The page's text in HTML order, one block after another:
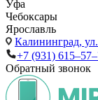
Уфа
Чебоксары
Ярославль
Калининград,
+7 (931)
Обратный звонок